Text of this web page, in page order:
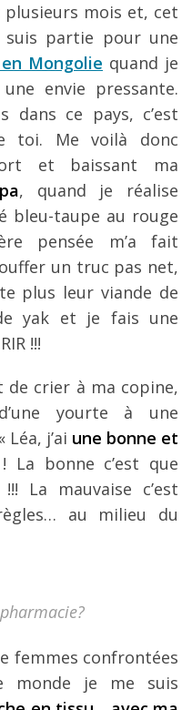
mois et, cet
partie pour une
en Mongolie quand je
envie pressante.
dans ce pays, c’est
toi. Me voilà donc
et baissant ma
, quand je réalise
bleu-taupe au rouge
pensée m’a fait
un truc pas net,
plus leur viande de
yak et je fais une
!!!
de crier à ma copine,
yourte à une
j’ai une bonne et
! La bonne c’est que
La mauvaise c’est
au milieu du
femmes confrontées
monde je me suis